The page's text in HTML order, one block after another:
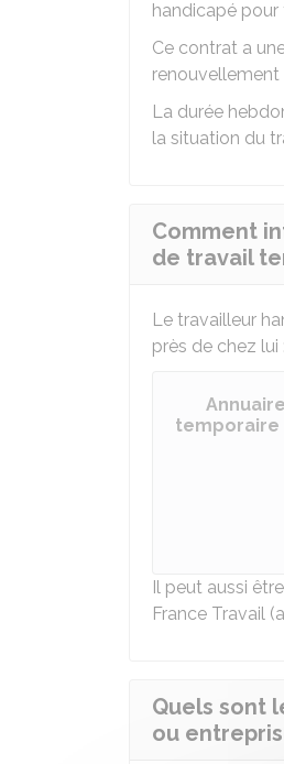
handicapé pour
Ce contrat a
renouvellement
La durée
la situation du
Comment
de travail
Le travailleur
près de chez lui :
temporaire
Il peut aussi
France Travail
Quels sont
ou